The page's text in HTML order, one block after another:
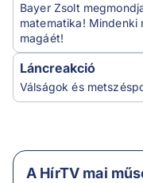
Bayer Zsolt
matematika! Mindenki
magáét!
Láncreakció
Válságok és
A HírTV mai